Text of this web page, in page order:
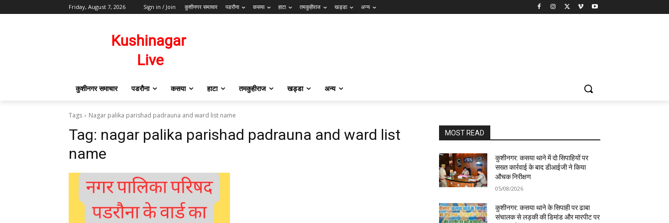
Friday, August 7, 2026 Sign in / Join कुशीनगर समाचार पडरौना कसया हाटा तमकुहीराज खड्डा अन्य
कुशीनगर समाचार पडरौना कसया हाटा तमकुहीराज खड्डा अन्य
Tags Nagar palika parishad padrauna and ward list name
Tag: nagar palika parishad padrauna and ward list
name
MOST READ
कुशीनगर: कसया थाने में दो सिपाहियों पर
सख्त कार्रवाई के बाद डीआईजी ने किया
औचक निरीक्षण
05/08/2026
कुशीनगर: कसया थाने के सिपाही पर ढाबा
संचालक से लड़की की डिमांड और मारपीट पर